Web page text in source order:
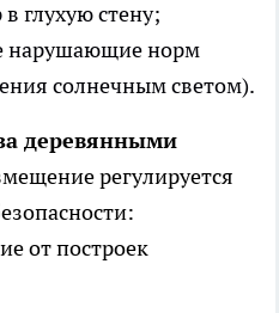
глухую стену;
нарушающие норм
солнечным светом).
деревянными
регулируется
от построек